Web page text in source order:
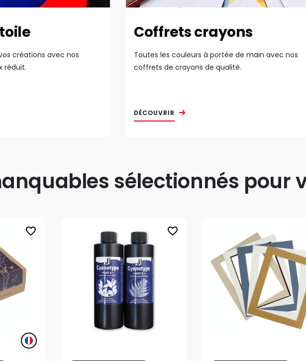
créations avec nos
réduit.
Coffrets crayons
Toutes les couleurs à portée de main avec nos
coffrets de crayons de qualité.
DÉCOUVRIR
sélectionnés pour
favorite_border favorite_border